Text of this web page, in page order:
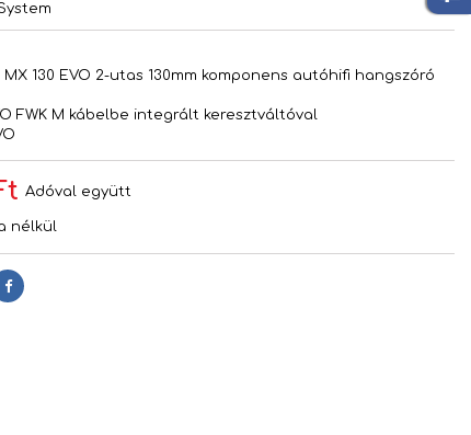
130 EVO 2-utas 130mm komponens autóhifi hangszóró
FWK M kábelbe integrált keresztváltóval
Adóval együtt
nélkül
Megosztás